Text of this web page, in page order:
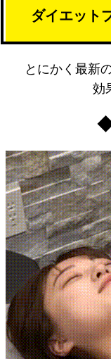
ダイエット
とにかく最新
効
◆